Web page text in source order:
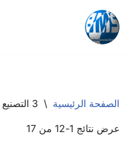
تخطي
الصفحة الرئيسية \ 3 التصنيع باستخدام الحاسب الآلي باستخدام الحاسب الآلي
عرض نتائج 1-12 من 17